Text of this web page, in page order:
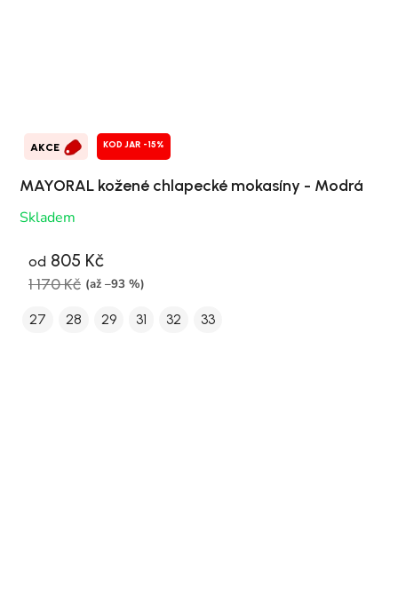
AKCE KOD JAR -15%
MAYORAL kožené chlapecké mokasíny - Modrá
Skladem
od 805 Kč
1 170 Kč (až –93 %)
27 28 29 31 32 33